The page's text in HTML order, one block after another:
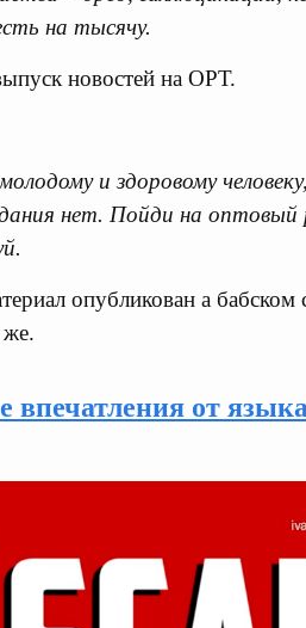
на тысячу.
новостей на ОРТ.
и здоровому
нет. Пойди на оптовый
опубликован а бабском
от языка